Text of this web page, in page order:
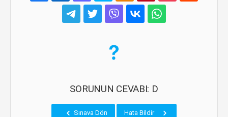
SORUNUN CEVABI: D
Sınava Dön Hata Bildir